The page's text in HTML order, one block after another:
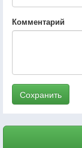
Комментарий
Сохранить